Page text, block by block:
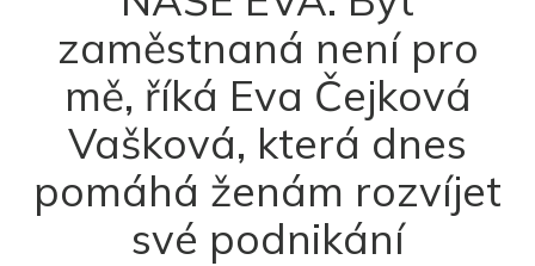
zaměstnaná není pro
mě, říká Eva Čejková
Vašková, která dnes
pomáhá ženám rozvíjet
své podnikání